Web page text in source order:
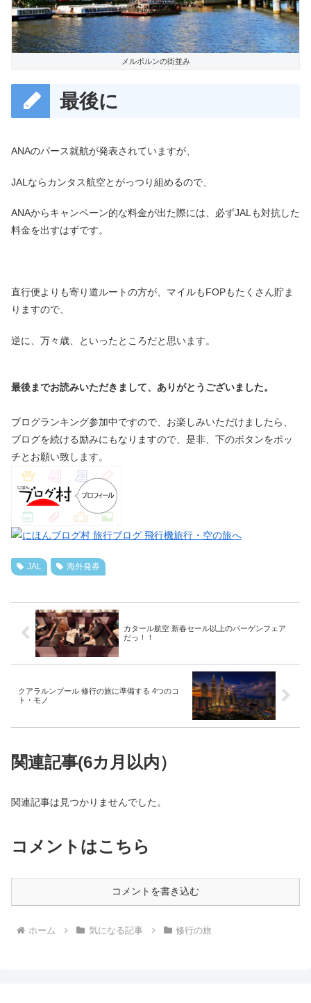
メルボルンの街並み
最後に
ANAのパース就航が発表されていますが、
JALならカンタス航空とがっつり組めるので、
ANAからキャンペーン的な料金が出た際には、必ずJALも対抗した
料金を出すはずです。
直行便よりも寄り道ルートの方が、マイルもFOPもたくさん貯ま
りますので、
逆に、万々歳、といったところだと思います。
最後までお読みいただきまして、ありがとうございました。
ブログランキング参加中ですので、お楽しみいただけましたら、
ブログを続ける励みにもなりますので、是非、下のボタンをポッ
チとお願い致します。
JAL 海外発券
カタール航空 新春セール以上のバーゲンフェア
だっ！！
クアラルンプール 修行の旅に準備する 4つのコ
ト・モノ
関連記事(6カ月以内）
関連記事は見つかりませんでした。
コメントはこちら
コメントを書き込む
ホーム 気になる記事 修行の旅